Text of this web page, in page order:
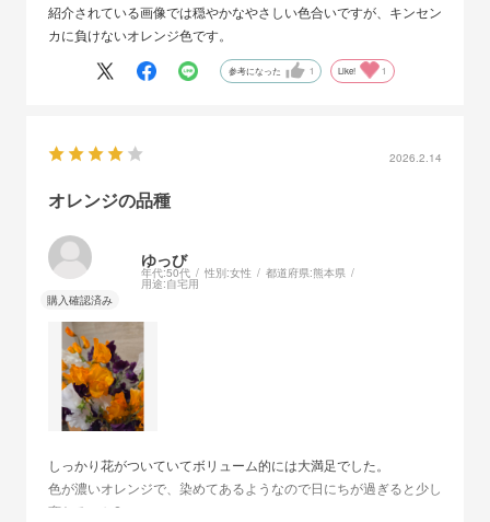
紹介されている画像では穏やかなやさしい色合いですが、キンセン
カに負けないオレンジ色です。
参考になった 1 Like! 1
2026.2.14
オレンジの品種
ゆっび
年代:50代 性別:女性 都道府県:熊本県
用途:自宅用
しっかり花がついていてボリューム的には大満足でした。
色が濃いオレンジで、染めてあるようなので日にちが過ぎると少し
変わるのか?